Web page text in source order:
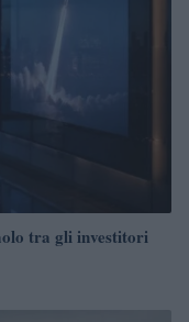
tra gli investitori